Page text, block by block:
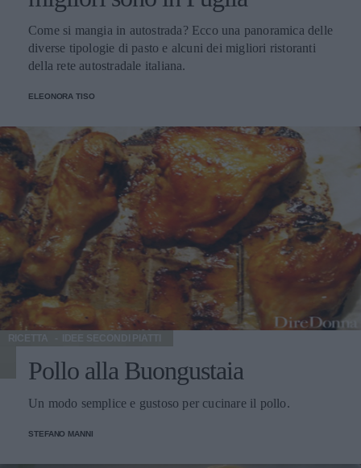
Come si mangia in autostrada? Ecco una panoramica delle
diverse tipologie di pasto e alcuni dei migliori ristoranti
della rete autostradale italiana.
ELEONORA TISO
RICETTA IDEE SECONDI PIATTI
Pollo alla Buongustaia
Un modo semplice e gustoso per cucinare il pollo.
STEFANO MANNI